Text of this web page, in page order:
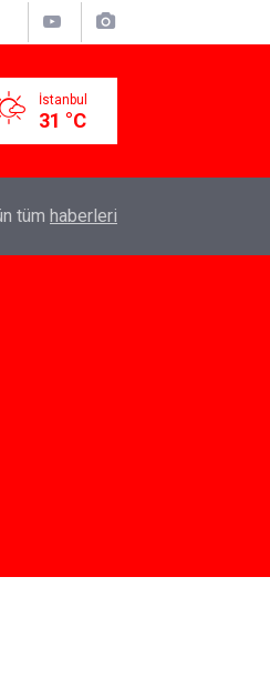
İstanbul
31 °C
Kimdir, Nereli ve Kaç
tüm haberleri